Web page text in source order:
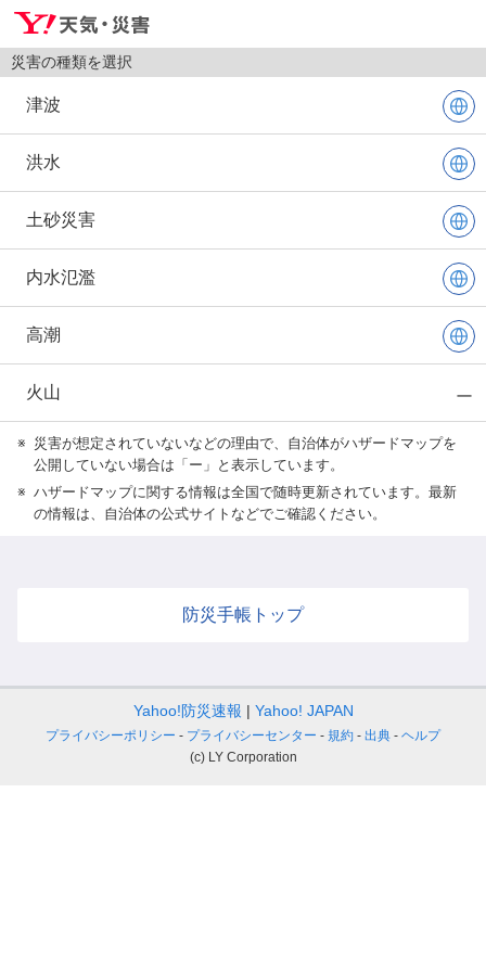
災害の種類を選択
津波
洪水
土砂災害
内水氾濫
高潮
火山
※ 災害が想定されていないなどの理由で、自治体がハザードマップを
公開していない場合は「ー」と表示しています。
※ ハザードマップに関する情報は全国で随時更新されています。最新
の情報は、自治体の公式サイトなどでご確認ください。
防災手帳トップ
Yahoo!防災速報 Yahoo! JAPAN
プライバシーポリシー プライバシーセンター 規約 出典
ヘルプ
(c) LY Corporation